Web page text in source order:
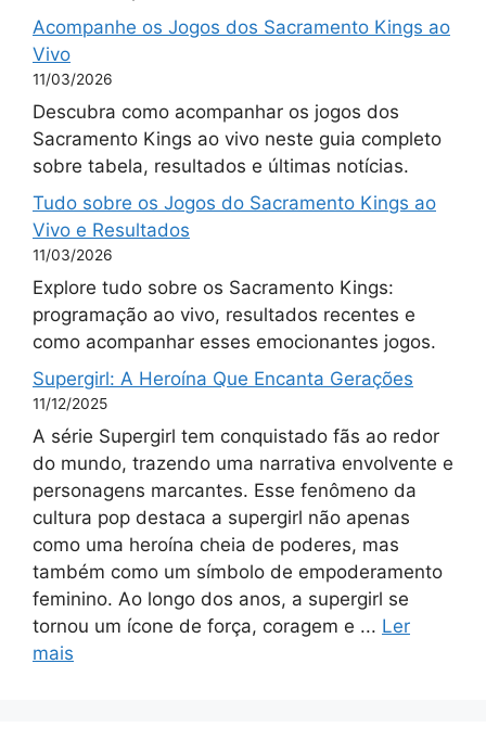
Acompanhe os Jogos dos Sacramento Kings ao
Vivo
11/03/2026
Descubra como acompanhar os jogos dos
Sacramento Kings ao vivo neste guia completo
sobre tabela, resultados e últimas notícias.
Tudo sobre os Jogos do Sacramento Kings ao
Vivo e Resultados
11/03/2026
Explore tudo sobre os Sacramento Kings:
programação ao vivo, resultados recentes e
como acompanhar esses emocionantes jogos.
Supergirl: A Heroína Que Encanta Gerações
11/12/2025
A série Supergirl tem conquistado fãs ao redor
do mundo, trazendo uma narrativa envolvente e
personagens marcantes. Esse fenômeno da
cultura pop destaca a supergirl não apenas
como uma heroína cheia de poderes, mas
também como um símbolo de empoderamento
feminino. Ao longo dos anos, a supergirl se
tornou um ícone de força, coragem e ... Ler
mais